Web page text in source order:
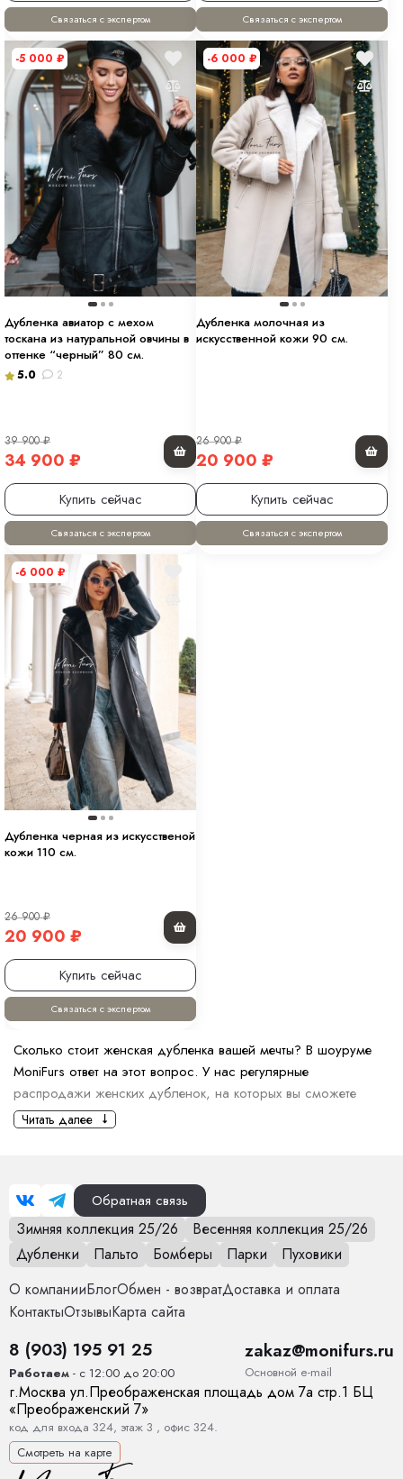
Связаться с экспертом Связаться с экспертом
-5 000 ₽
Дубленка авиатор с мехом
тоскана из натуральной овчины в
оттенке “черный” 80 см.
5.0 2
39 900₽
34 900 ₽
Купить сейчас
Связаться с экспертом
-6 000 ₽
Дубленка молочная из
искусственной кожи 90 см.
26 900₽
20 900 ₽
Купить сейчас
Связаться с экспертом
-6 000 ₽
Дубленка черная из искусственой
кожи 110 см.
26 900₽
20 900 ₽
Купить сейчас
Связаться с экспертом
Сколько стоит женская дубленка вашей мечты? В шоуруме
MoniFurs ответ на этот вопрос. У нас регулярные
распродажи женских дубленок, на которых вы сможете
приобрести вещь со значительной скидкой.
разнообразные модели дубленок, подходящие к любому
стилю — от классики до кэжуал.
Цена женской дубленки зависит
от:
Материал. Дубленки из натуральной кожи дороже, чем
модели из искусственных материалов. Качество меха
Бренд. Известные марки часто устанавливают более
высокие цены на свою продукцию из-за репутации и
качества.
Дизайн и стиль. Дизайны, сложные отделки и детали:
меховая отделка или декор, могут увеличить стоимость.
Длина и крой. Более длинные и сложные модели
Читать далее
Обратная связь
Зимняя коллекция 25/26
Весенняя коллекция 25/26
Дубленки
Пальто Бомберы Парки
Пуховики
О компанииБлогОбмен - возвратДоставка и оплата
КонтактыОтзывыКарта сайта
8 (903) 195 91 25
Работаем - с 12:00 до 20:00
zakaz@monifurs.ru
Основной е-mail
г.Москва ул.Преображенская площадь дом 7а стр.1 БЦ
«Преображенский 7»
код для входа 324, этаж 3 , офис 324.
Смотреть на карте